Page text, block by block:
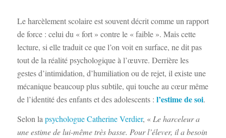
Le harcèlement scolaire est souvent décrit comme un rapport
de force : celui du « fort » contre le « faible ». Mais cette
lecture, si elle traduit ce que l’on voit en surface, ne dit pas
tout de la réalité psychologique à l’œuvre. Derrière les
gestes d’intimidation, d’humiliation ou de rejet, il existe une
mécanique beaucoup plus subtile, qui touche au cœur même
de l’identité des enfants et des adolescents : l’estime de soi.
Selon la psychologue Catherine Verdier, « Le harceleur a
une estime de lui-même très basse. Pour l’élever, il a besoin